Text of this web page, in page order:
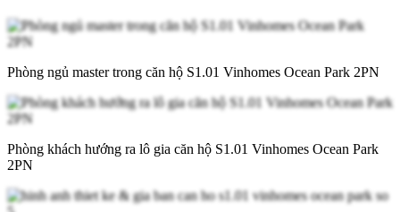
Phòng ngủ master trong căn hộ S1.01 Vinhomes Ocean Park 2PN
Phòng khách hướng ra lô gia căn hộ S1.01 Vinhomes Ocean Park
2PN